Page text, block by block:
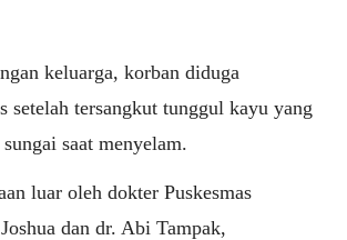
keluarga, korban diduga
setelah tersangkut tunggul kayu yang
saat menyelam.
luar oleh dokter Puskesmas
dan dr. Abi Tampak,